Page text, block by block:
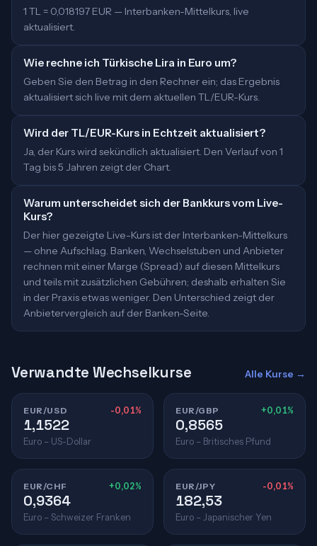
1 TL = 0,018197 EUR — Interbanken-Mittelkurs, live
aktualisiert.
Wie rechne ich Türkische Lira in Euro um?
Geben Sie den Betrag in den Rechner ein; das Ergebnis
aktualisiert sich live mit dem aktuellen TL/EUR-Kurs.
Wird der TL/EUR-Kurs in Echtzeit aktualisiert?
Ja, der Kurs wird sekündlich aktualisiert. Den Verlauf von 1
Tag bis 5 Jahren zeigt der Chart.
Warum unterscheidet sich der Bankkurs vom Live-
Kurs?
Der hier gezeigte Live-Kurs ist der Interbanken-Mittelkurs
— ohne Aufschlag. Banken, Wechselstuben und Anbieter
rechnen mit einer Marge (Spread) auf diesen Mittelkurs
und teils mit zusätzlichen Gebühren; deshalb erhalten Sie
in der Praxis etwas weniger. Den Unterschied zeigt der
Anbietervergleich auf der Banken-Seite.
Verwandte Wechselkurse Alle Kurse →
EUR/USD -0,01%
1,1522
Euro – US-Dollar
EUR/GBP +0,01%
0,8565
Euro – Britisches Pfund
EUR/CHF +0,02%
0,9364
Euro – Schweizer Franken
EUR/JPY -0,01%
182,53
Euro – Japanischer Yen